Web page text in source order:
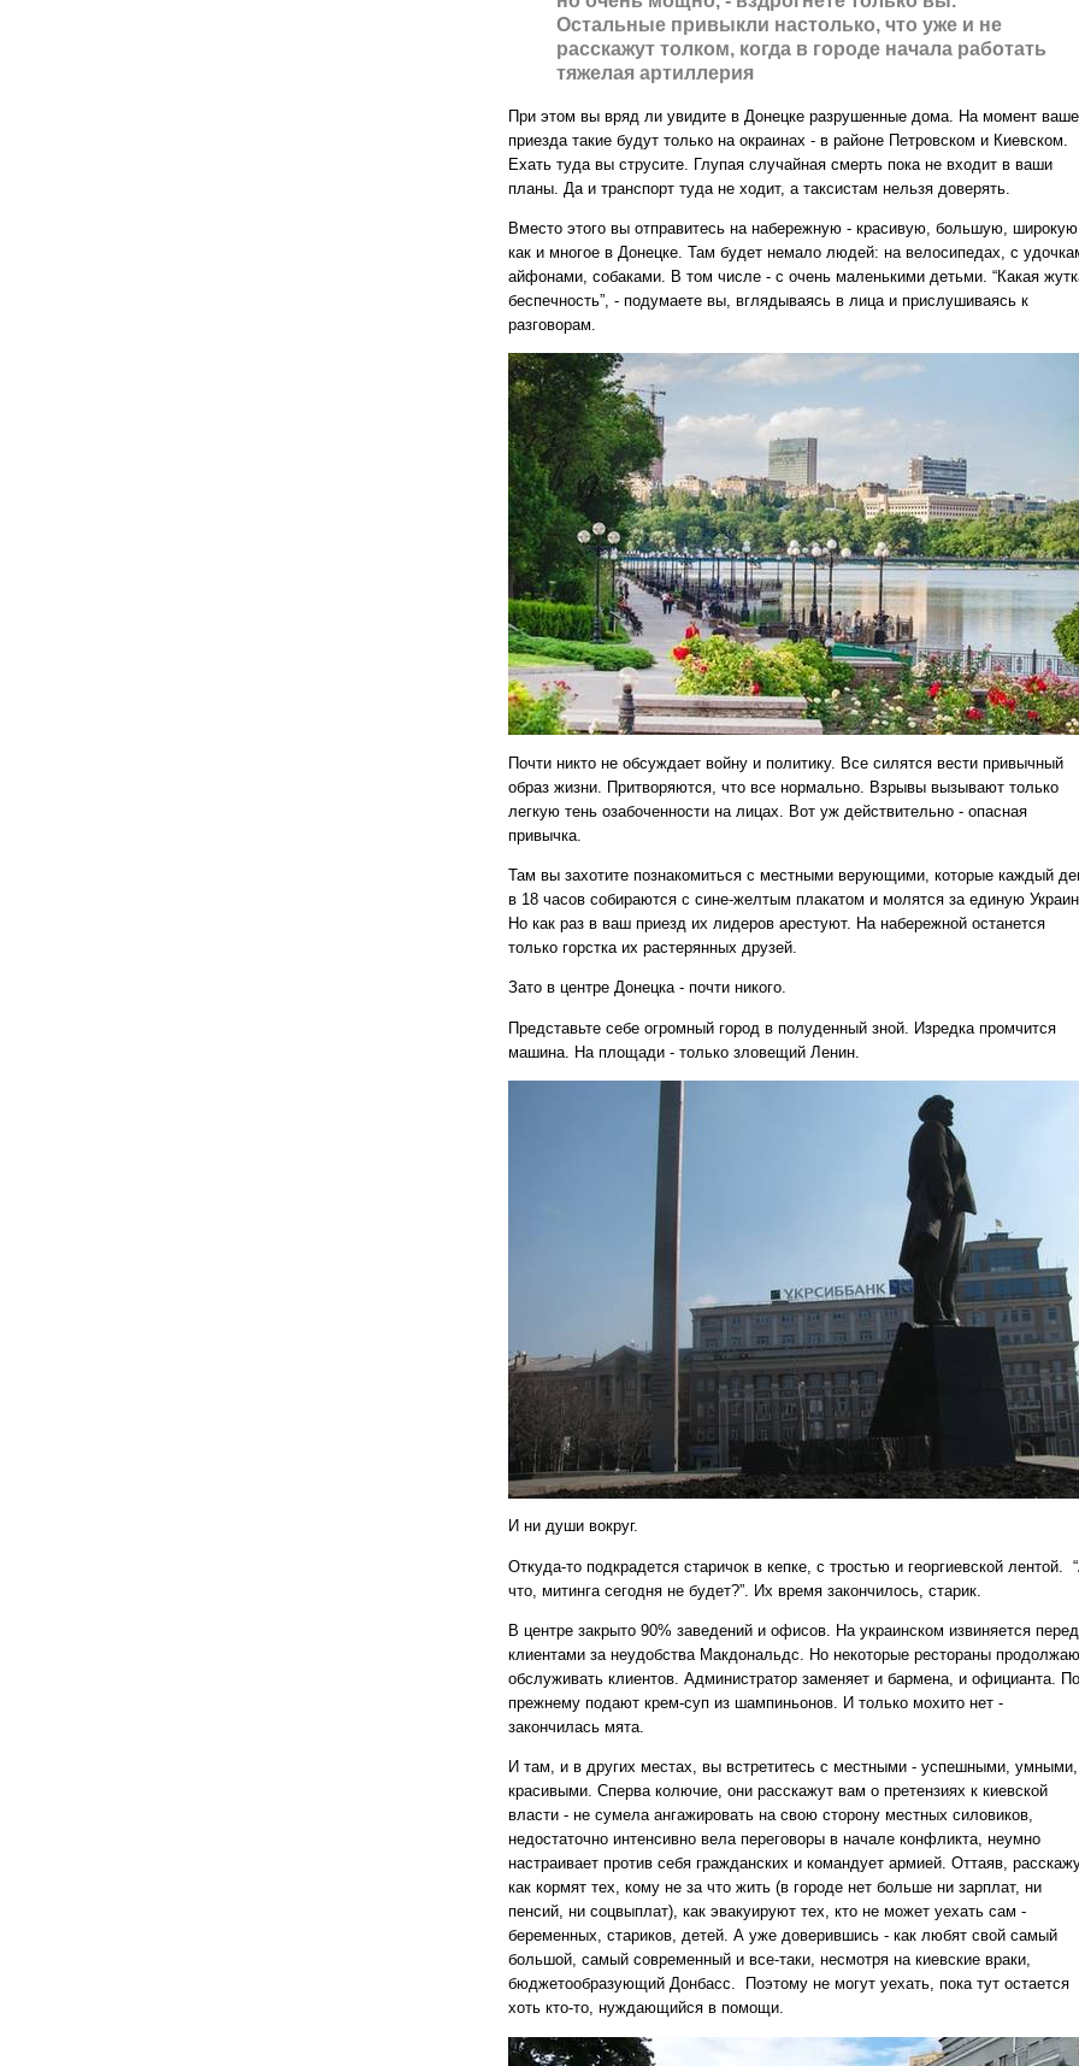
Остальные привыкли настолько, что уже и не
расскажут толком, когда в городе начала работать
тяжелая артиллерия
При этом вы вряд ли увидите в Донецке разрушенные дома. На момент
приезда такие будут только на окраинах - в районе Петровском и Киевском.
Ехать туда вы струсите. Глупая случайная смерть пока не входит в ваши
планы. Да и транспорт туда не ходит, а таксистам нельзя доверять.
Вместо этого вы отправитесь на набережную - красивую, большую,
как и многое в Донецке. Там будет немало людей: на велосипедах, с
айфонами, собаками. В том числе - с очень маленькими детьми. “Какая
беспечность”, - подумаете вы, вглядываясь в лица и прислушиваясь к
разговорам.
Почти никто не обсуждает войну и политику. Все силятся вести привычный
образ жизни. Притворяются, что все нормально. Взрывы вызывают только
легкую тень озабоченности на лицах. Вот уж действительно - опасная
привычка.
Там вы захотите познакомиться с местными верующими, которые каждый
в 18 часов собираются с сине-желтым плакатом и молятся за единую
Но как раз в ваш приезд их лидеров арестуют. На набережной останется
только горстка их растерянных друзей.
Зато в центре Донецка - почти никого.
Представьте себе огромный город в полуденный зной. Изредка промчится
машина. На площади - только зловещий Ленин.
И ни души вокруг.
Откуда-то подкрадется старичок в кепке, с тростью и георгиевской лентой.
что, митинга сегодня не будет?”. Их время закончилось, старик.
В центре закрыто 90% заведений и офисов. На украинском извиняется перед
клиентами за неудобства Макдональдс. Но некоторые рестораны
обслуживать клиентов. Администратор заменяет и бармена, и официанта.
прежнему подают крем-суп из шампиньонов. И только мохито нет -
закончилась мята.
И там, и в других местах, вы встретитесь с местными - успешными, умными,
красивыми. Сперва колючие, они расскажут вам о претензиях к киевской
власти - не сумела ангажировать на свою сторону местных силовиков,
недостаточно интенсивно вела переговоры в начале конфликта, неумно
настраивает против себя гражданских и командует армией. Оттаяв,
как кормят тех, кому не за что жить (в городе нет больше ни зарплат, ни
пенсий, ни соцвыплат), как эвакуируют тех, кто не может уехать сам -
беременных, стариков, детей. А уже доверившись - как любят свой самый
большой, самый современный и все-таки, несмотря на киевские враки,
бюджетообразующий Донбасс. Поэтому не могут уехать, пока тут остается
хоть кто-то, нуждающийся в помощи.